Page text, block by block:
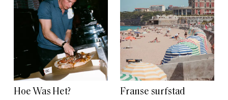
Hoe Was Het?
Franse surfstad